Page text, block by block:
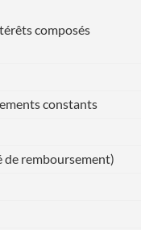
composés
constants
de remboursement)